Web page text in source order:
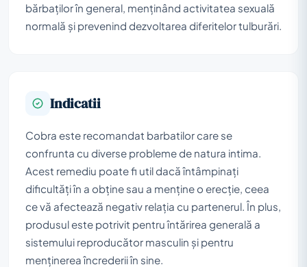
bărbaților în general, menținând activitatea sexuală
normală și prevenind dezvoltarea diferitelor tulburări.
Indicatii
Cobra este recomandat barbatilor care se
confrunta cu diverse probleme de natura intima.
Acest remediu poate fi util dacă întâmpinați
dificultăți în a obține sau a menține o erecție, ceea
ce vă afectează negativ relația cu partenerul. În plus,
produsul este potrivit pentru întărirea generală a
sistemului reproducător masculin și pentru
menținerea încrederii în sine.